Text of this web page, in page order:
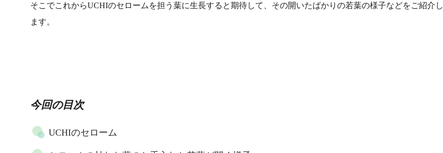
そこでこれからUCHIのセロームを担う葉に生長すると期待して、その開いたばかりの若葉の様子などをご紹介し
ます。
今回の目次
UCHIのセローム